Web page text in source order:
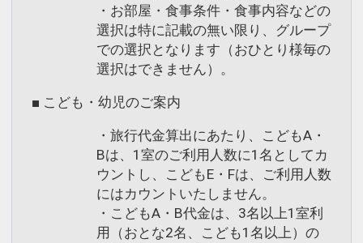
・お部屋・食事条件・食事内容などの
選択は特に記載の無い限り、グループ
での選択となります（おひとり様毎の
選択はできません）。
■ こども・幼児のご案内
・旅行代金算出にあたり、こどもA・
Bは、1室のご利用人数に1名としてカ
ウントし、こどもE・Fは、ご利用人数
にはカウントいたしません。
・こどもA・B代金は、3名以上1室利
用（おとな2名、こども1名以上）の